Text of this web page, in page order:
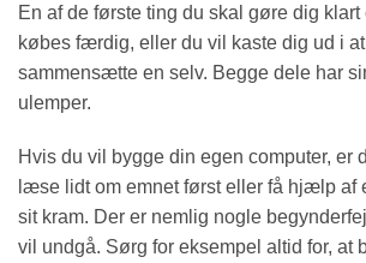
En af de første ting du skal gøre dig klart
købes færdig, eller du vil kaste dig ud i
sammensætte en selv. Begge dele har
ulemper.
Hvis du vil bygge din egen computer, er
læse lidt om emnet først eller få hjælp af
sit kram. Der er nemlig nogle
vil undgå. Sørg for eksempel altid for, at